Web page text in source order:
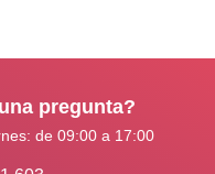
pregunta?
de 09:00 a 17:00